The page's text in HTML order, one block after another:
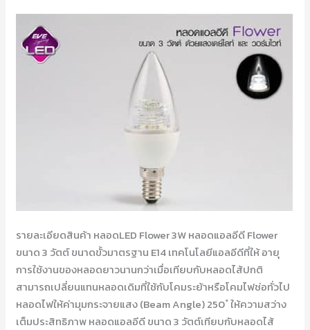
รายละเอียดสินค้า หลอดLED Flower 3W หลอดแอลอีดี Flower
ขนาด 3 วัตต์ ขนาดขั้วมาตรฐาน E14 เทคโนโลยีแอลอีดีที่ให้ อายุ
การใช้งานของหลอดยาวนานกว่าเมื่อเทียบกับหลอดไส้ปกติ
สามารถเปลี่ยนแทนหลอดเดิมที่ใช้กับโคมระย้าหรือโคมไฟช่อทั่วไป
หลอดไฟให้ค่ามุมกระจายแสง (Beam Angle) 250 ํ ให้ความสว่าง
เต็มประสิทธิภาพ หลอดแอลอีดี ขนาด 3 วัตต์เทียบกับหลอดไส้
Flower
3W